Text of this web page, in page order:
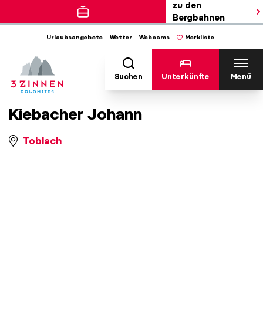
zu den
Bergbahnen
Urlaubsangebote Wetter Webcams Merkliste
Suchen Unterkünfte Menü
Kiebacher Johann
Toblach